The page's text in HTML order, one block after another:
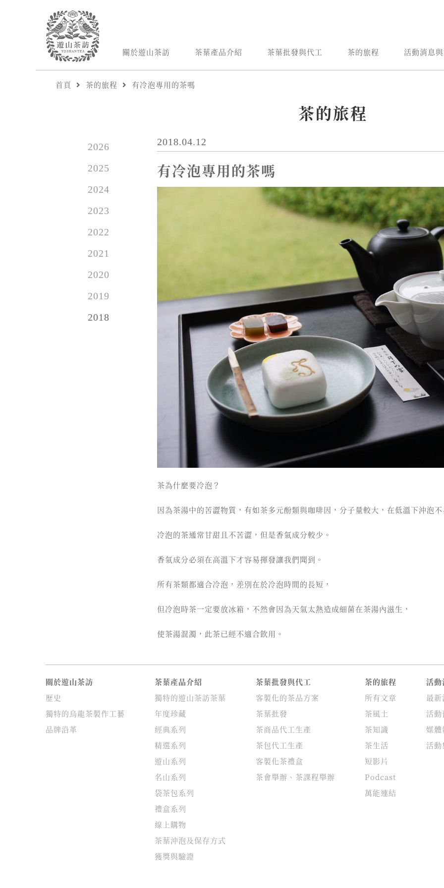
關於遊山茶訪 茶葉產品介紹 茶葉批發與代工 茶的旅程 活動消息
首頁 茶的旅程 有冷泡專用的茶嗎
茶的旅程
2026
2025
2024
2023
2022
2021
2020
2019
2018
2018.04.12
有冷泡專用的茶嗎
茶為什麼要冷泡？
因為茶湯中的苦澀物質，有如茶多元酚類與咖啡因，分子量較大，在低溫下沖泡
冷泡的茶通常甘甜且不苦澀，但是香氣成分較少。
香氣成分必須在高溫下才容易揮發讓我們聞到。
所有茶類都適合冷泡，差別在於冷泡時間的長短，
但冷泡時茶一定要放冰箱，不然會因為天氣太熱造成細菌在茶湯內滋生，
使茶湯混濁，此茶已經不適合飲用。
關於遊山茶訪
歷史
獨特的烏龍茶製作工藝
品牌沿革
茶葉產品介紹
獨特的遊山茶訪茶葉
年度珍藏
經典系列
精選系列
遊山系列
名山系列
袋茶包系列
禮盒系列
線上購物
茶葉沖泡及保存方式
獲獎與驗證
茶葉批發與代工
客製化的茶品方案
茶葉批發
茶商品代工生產
茶包代工生產
客製化茶禮盒
茶會舉辦、茶課程舉辦
茶的旅程
所有文章
茶風土
茶知識
茶生活
短影片
Podcast
萬能連結
活動
最
活
媒體
活